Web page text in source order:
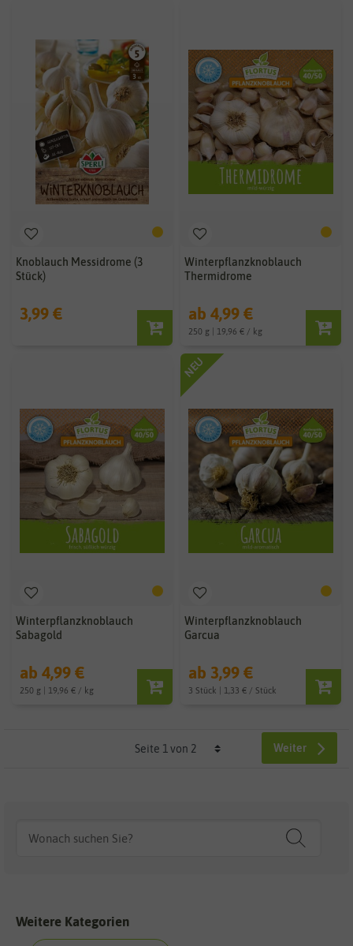
Knoblauch Messidrome (3
Stück)
3,99 €
Winterpflanzknoblauch
Thermidrome
ab 4,99 €
250 g | 19,96 € / kg
Winterpflanzknoblauch
Sabagold
ab 4,99 €
250 g | 19,96 € / kg
NEU
Winterpflanzknoblauch
Garcua
ab 3,99 €
3 Stück | 1,33 € / Stück
Weiter
Weitere Kategorien